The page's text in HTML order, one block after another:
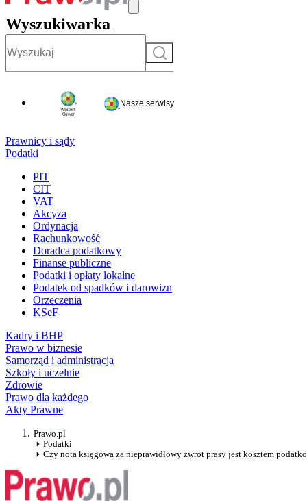
Wyszukiwarka
Szukaj
Nasze serwisy
Prawnicy i sądy
Podatki
PIT
CIT
VAT
Akcyza
Ordynacja
Rachunkowość
Doradca podatkowy
Finanse publiczne
Podatki i opłaty lokalne
Podatek od spadków i darowizn
Orzeczenia
KSeF
Kadry i BHP
Prawo w biznesie
Samorząd i administracja
Szkoły i uczelnie
Zdrowie
Prawo dla każdego
Akty Prawne
Prawo.pl
Podatki
Czy nota księgowa za nieprawidłowy zwrot prasy jest kosztem